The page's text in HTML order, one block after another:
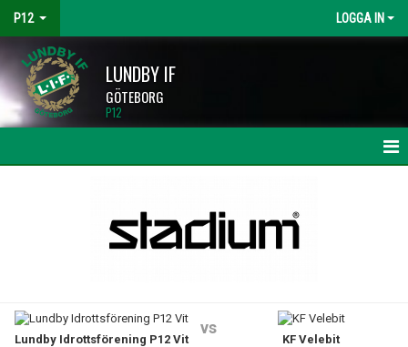
P12 LOGGA IN
LUNDBY IF
GÖTEBORG
P12
TRUPPEN
Lundby Idrottsförening P12 Vit
vs
KF Velebit